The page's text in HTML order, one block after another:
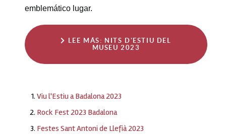
emblemático lugar.
LEE MÁS: NITS D'ESTIU DEL
MUSEU 2023
Viu l'Estiu a Badalona 2023
Rock Fest 2023 Badalona
Festes Sant Antoni de Llefià 2023